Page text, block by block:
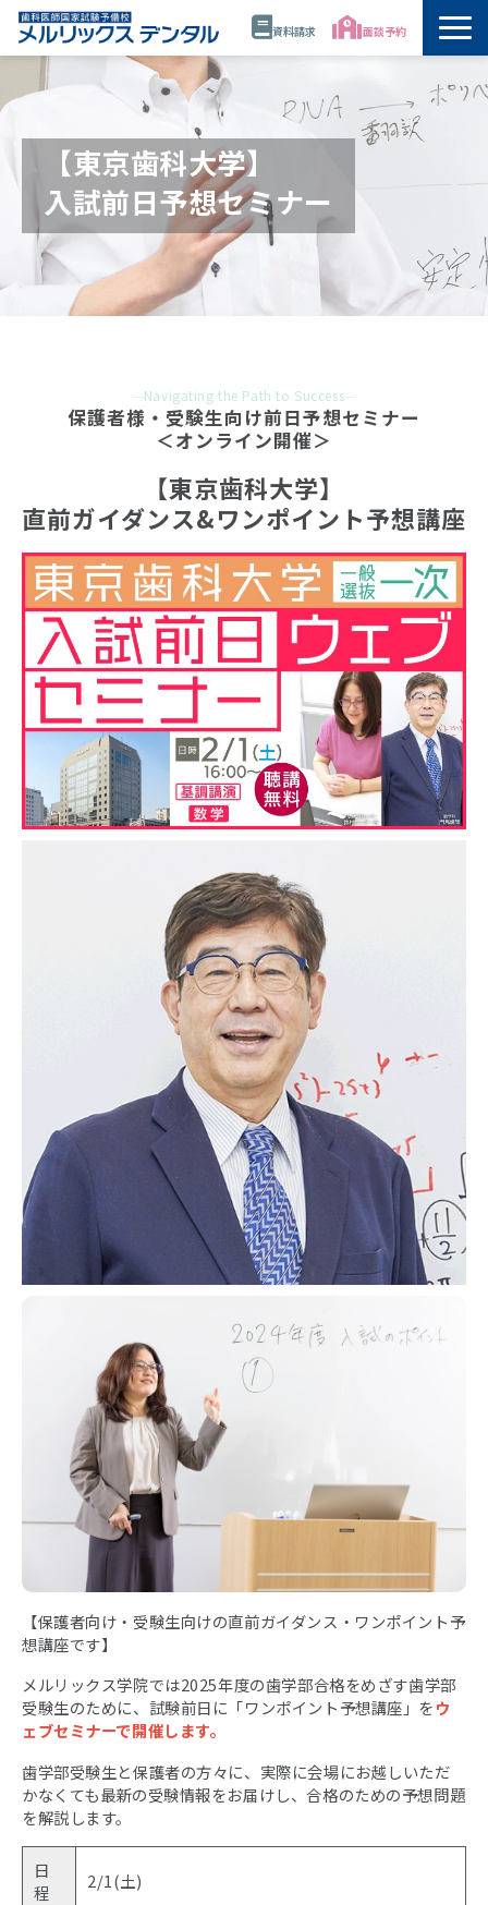
資料請求 面談予約
トップ
公開講座・模試・セミナー
年間スケジュール
【東京歯科大学】
入試前日予想セミナー
Navigating the Path to Success
保護者様・受験生向け前日予想セミナー
＜オンライン開催＞
【東京歯科大学】
直前ガイダンス&ワンポイント予想講座
【保護者向け・受験生向けの直前ガイダンス・ワンポイント予
想講座です】
メルリックス学院では2025年度の歯学部合格をめざす歯学部
受験生のために、試験前日に「ワンポイント予想講座」をウ
ェブセミナーで開催します。
歯学部受験生と保護者の方々に、実際に会場にお越しいただ
かなくても最新の受験情報をお届けし、合格のための予想問題
を解説します。
日
程
2/1(土)